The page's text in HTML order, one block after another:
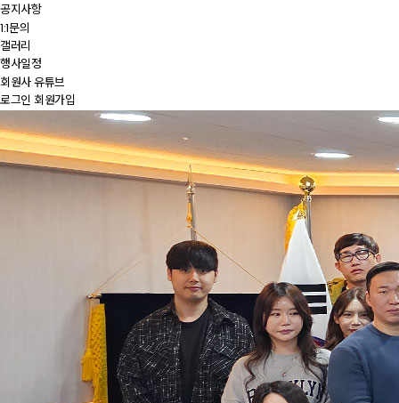
공지사항
1:1문의
갤러리
행사일정
회원사 유튜브
로그인 회원가입